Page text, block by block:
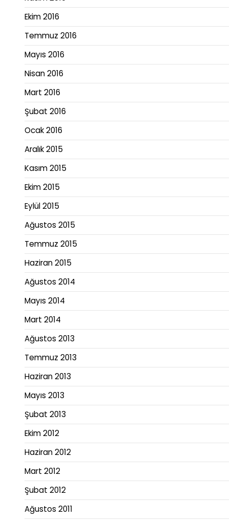
Ekim 2016
Temmuz 2016
Mayıs 2016
Nisan 2016
Mart 2016
Şubat 2016
Ocak 2016
Aralık 2015
Kasım 2015
Ekim 2015
Eylül 2015
Ağustos 2015
Temmuz 2015
Haziran 2015
Ağustos 2014
Mayıs 2014
Mart 2014
Ağustos 2013
Temmuz 2013
Haziran 2013
Mayıs 2013
Şubat 2013
Ekim 2012
Haziran 2012
Mart 2012
Şubat 2012
Ağustos 2011